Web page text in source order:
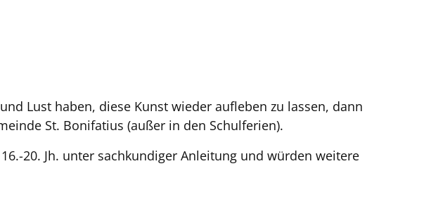
Lust haben, diese Kunst wieder aufleben zu lassen, dann
St. Bonifatius (außer in den Schulferien).
20. Jh. unter sachkundiger Anleitung und würden weitere